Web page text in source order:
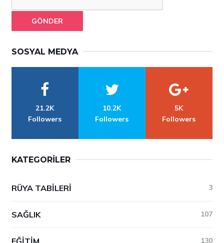
GÖNDER
SOSYAL MEDYA
21.2K
Followers
10.2K
Followers
5K
Followers
KATEGORILER
RÜYA TABILERI 3
SAĞLIK 107
EĞITIM 130